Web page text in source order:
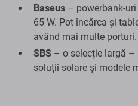
Baseus – powerbank-
65 W. Pot încărca și
având mai multe porturi.
SBS – o selecție largă –
soluții solare și modele